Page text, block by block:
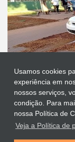
Usamos cookies
experiência em
nossos serviços,
condição. Para
nossa Política de
Veja a Política de
Protestante
se revoltam